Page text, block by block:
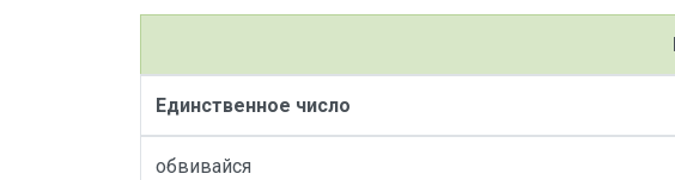
Единственное число
обвивайся